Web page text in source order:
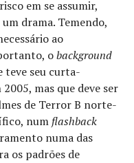
em se assumir,
drama. Temendo,
ao
obackground
teve seu curta-
mas que deve ser
de Terror B norte-
num flashback
numa das
os padrões de